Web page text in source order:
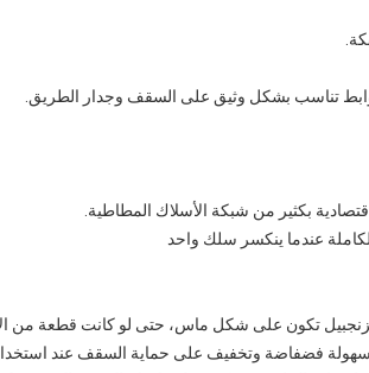
تناسب بشكل وثيق على السقف وجدار الطريق.
بكثير من شبكة الأسلاك المطاطية.
عندما ينكسر سلك واحد
تكون على شكل ماس، حتى لو كانت قطعة من
فضفاضة وتخفيف على حماية السقف عند